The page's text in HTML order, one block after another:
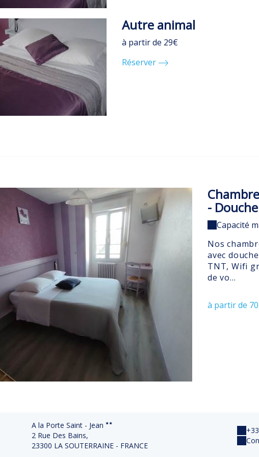
Autre animal
à partir de 29€
Réserver
- Douche
Capacité
Nos
avec
TNT, Wifi
de vo...
à partir de
A la Porte Saint - Jean
2 Rue Des Bains,
23300 LA SOUTERRAINE - FRANCE